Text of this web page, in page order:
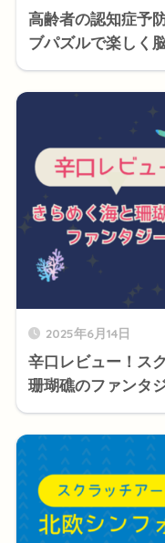
高齢者の認知症予
ブパズルで楽しく
2025年6月14日
辛口レビュー！ス
珊瑚礁のファンタ